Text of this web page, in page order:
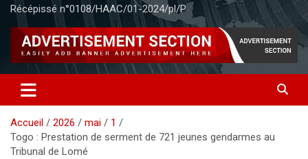
Récépissé n°0108/HAAC/01-2024/pl/P
Accueil 2026 mai
1
Togo : Prestation de serment de 721 jeunes gendarmes au
Tribunal de Lomé